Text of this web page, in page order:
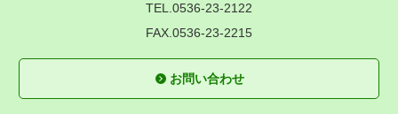
TEL.0536-23-2122
FAX.0536-23-2215
お問い合わせ